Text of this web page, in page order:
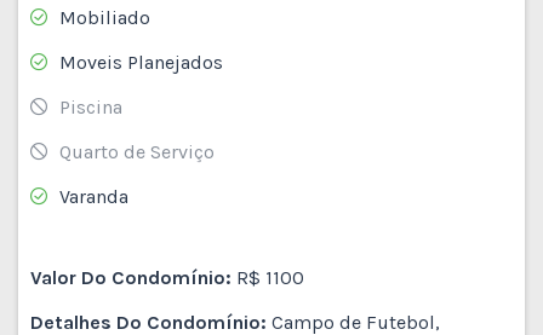
Mobiliado
Moveis Planejados
Piscina
Quarto de Serviço
Varanda
Valor Do Condomínio: R$ 1100
Detalhes Do Condomínio: Campo de Futebol,